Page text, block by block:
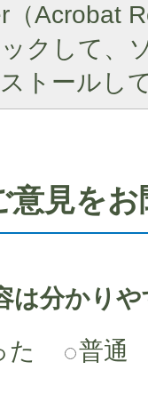
（Acrobat
クして、
トールし
意見を
は分かり
た
普通